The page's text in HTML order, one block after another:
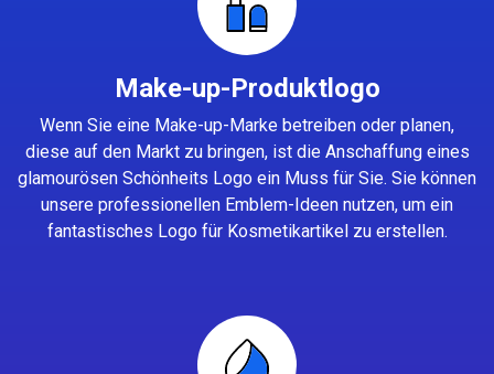
Make-up-Produktlogo
Wenn Sie eine Make-up-Marke betreiben oder planen,
diese auf den Markt zu bringen, ist die Anschaffung eines
glamourösen Schönheits Logo ein Muss für Sie. Sie können
unsere professionellen Emblem-Ideen nutzen, um ein
fantastisches Logo für Kosmetikartikel zu erstellen.